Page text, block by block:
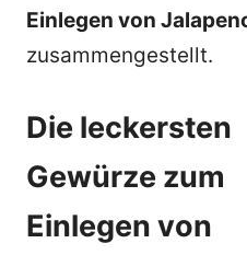
Einlegen von
zusammengestellt.
Die leckersten
Gewürze zum
Einlegen von